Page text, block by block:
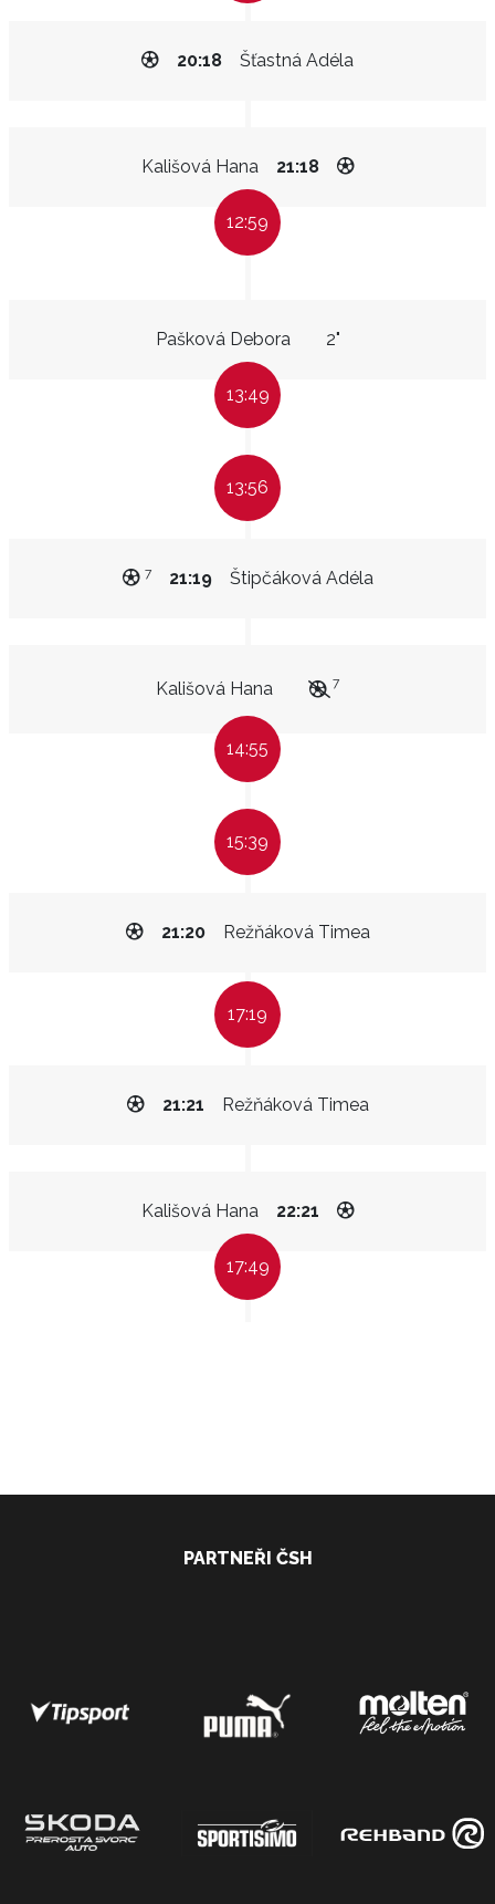
Šťastná Adéla
20:18
Kališová Hana 21:18
12:59
Pašková Debora 2"
13:49
13:56
Štipčáková Adéla
21:19
7
Kališová Hana 7
14:55
15:39
Režňáková Timea
21:20
17:19
Režňáková Timea
21:21
Kališová Hana 22:21
17:49
PARTNEŘI ČSH